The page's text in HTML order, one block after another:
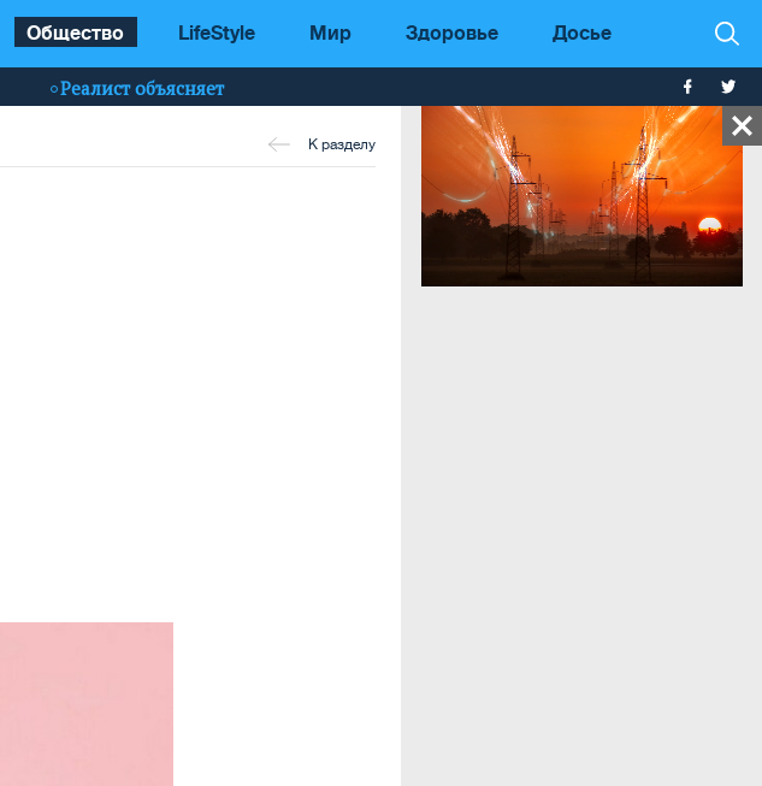
Общество LifeStyle Мир Здоровье Досье
Реалист объясняет
К разделу